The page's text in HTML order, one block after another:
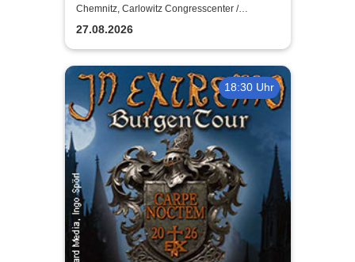
PARIETÉ
Chemnitz, Carlowitz Congresscenter /
Carlowitz-Saal
27.08.2026
18:30 Uhr